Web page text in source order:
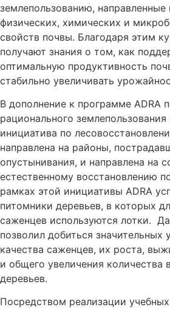
землепользованию, направленные
физических, химических и
свойств почвы. Благодаря этим
получают знания о том, как
оптимальную продуктивность
стабильно увеличивать
В дополнение к программе ADRA
рационального землепользования
инициатива по
направлена на районы,
опустынивания, и направлена на
естественному восстановлению
рамках этой инициативы ADRA
питомники деревьев, в которых
саженцев используются лотки.
позволил добиться
качества саженцев, их роста,
и общего увеличения
деревьев.
Посредством реализации